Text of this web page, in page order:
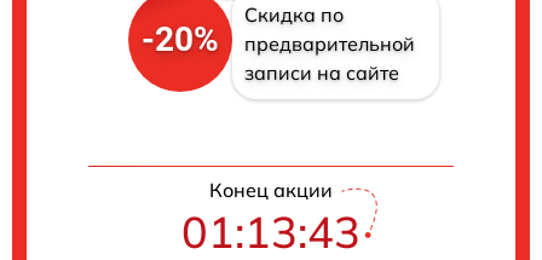
-20%
Скидка по
предварительной
записи на сайте
Конец акции
01:13:42